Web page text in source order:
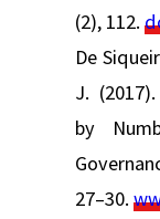
(2), 112.
De
J.
by
27–30.